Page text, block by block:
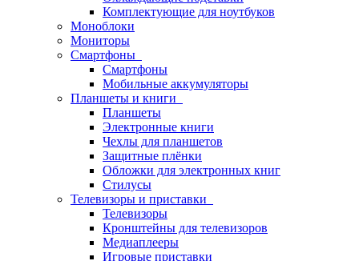
Комплектующие для ноутбуков
Моноблоки
Мониторы
Смартфоны
Смартфоны
Мобильные аккумуляторы
Планшеты и книги
Планшеты
Электронные книги
Чехлы для планшетов
Защитные плёнки
Обложки для электронных книг
Стилусы
Телевизоры и приставки
Телевизоры
Кронштейны для телевизоров
Медиаплееры
Игровые приставки